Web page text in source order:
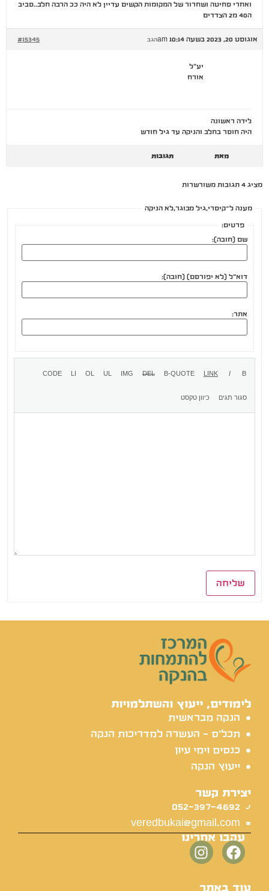
ואחרי סחיטה ושחרור של המקומות הקשים עדיין לא היה ככ הרבה חלב..סביב
ה40 מ2 הצדדים
אוגוסט 20, 2023 בשעה 10:14 am #15345 הגב
יע"ל
אורח
לידה ראשונה
היה חוסר בחלב והניקה עד גיל חודש
מאת תגובות
מציג 4 תגובות משורשרות
מענה ל־קיסרי,גיל מבוגר,לא הניקה
פרטים:
שם (חובה):
דוא"ל (לא יפורסם) (חובה):
אתר:
שליחה
לימודים, ייעוץ והשתלמויות
הנקה מבראשית
תכל'ס - העשרה למדריכות הנקה
כנסים וימי עיון
ייעוץ הנקה
יצירת קשר
052-397-4692
veredbukai@gmail.com
עקבו אחרינו
עוד באתר